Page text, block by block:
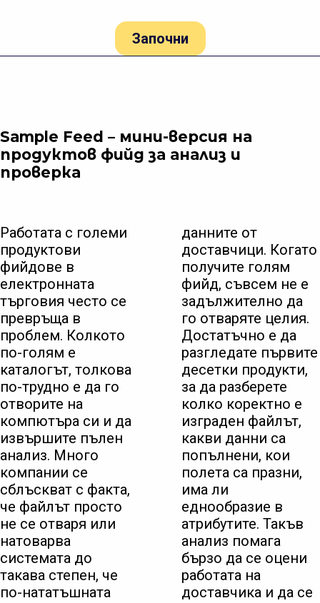
Започни
Sample Feed – мини-версия на
продуктов фийд за анализ и
проверка
Работата с големи
продуктови
фийдове в
електронната
търговия често се
превръща в
проблем. Колкото
по-голям е
каталогът, толкова
по-трудно е да го
отворите на
компютъра си и да
извършите пълен
анализ. Много
компании се
сблъскват с факта,
че файлът просто
не се отваря или
натоварва
системата до
такава степен, че
по-нататъшната
данните от
доставчици. Когато
получите голям
фийд, съвсем не е
задължително да
го отваряте целия.
Достатъчно е да
разгледате първите
десетки продукти,
за да разберете
колко коректно е
изграден файлът,
какви данни са
попълнени, кои
полета са празни,
има ли
еднообразие в
атрибутите. Такъв
анализ помага
бързо да се оцени
работата на
доставчика и да се